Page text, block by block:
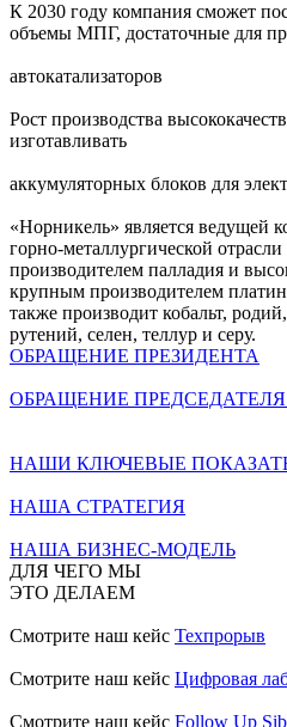
К 2030 году компания сможет
объемы МПГ, достаточные для
автокатализаторов
Рост производства
изготавливать
аккумуляторных блоков для
«Норникель» является ведущей
горно-металлургической
производителем палладия и
крупным производителем
также производит кобальт,
рутений, селен, теллур и серу.
ОБРАЩЕНИЕ ПРЕЗИДЕНТА
ОБРАЩЕНИЕ
НАШИ КЛЮЧЕВЫЕ
НАША СТРАТЕГИЯ
НАША БИЗНЕС-МОДЕЛЬ
ДЛЯ ЧЕГО МЫ
ЭТО ДЕЛАЕМ
Смотрите наш кейс Техпрорыв
Смотрите наш кейс Цифровая
Смотрите наш кейс Follow Up